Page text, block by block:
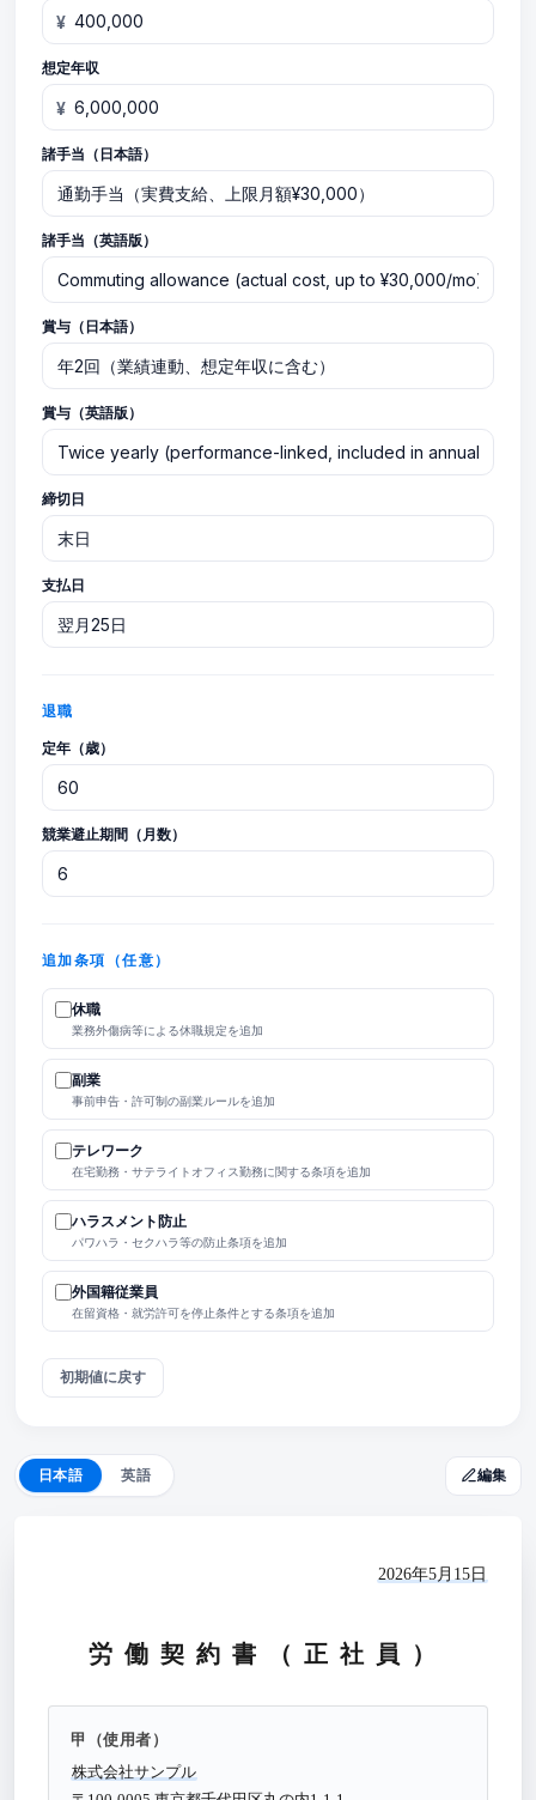
¥
想定年収
¥
諸手当（日本語）
諸手当（英語版）
賞与（日本語）
賞与（英語版）
締切日
支払日
退職
定年（歳）
競業避止期間（月数）
追加条項（任意）
休職
業務外傷病等による休職規定を追加
副業
事前申告・許可制の副業ルールを追加
テレワーク
在宅勤務・サテライトオフィス勤務に関する条項を追加
ハラスメント防止
パワハラ・セクハラ等の防止条項を追加
外国籍従業員
在留資格・就労許可を停止条件とする条項を追加
初期値に戻す
日本語 英語 編集
2026年5月15日
労働契約書（正社員）
甲（使用者）
株式会社サンプル